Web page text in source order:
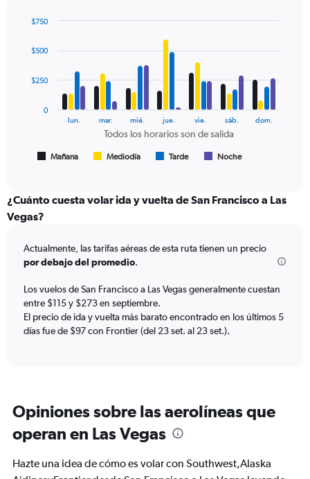
displaying
Avg.
and
Number
chart
with
data
displaying
Todos
los
son
de
Range:
7
categories.
The
displaying
values.
Range:
to
750.
Todos los horarios son de salida
Mañana Mediodía Tarde Noche
lun. mar. mié. jue. vie. sáb. dom.
0
$250
$500
$750
¿Cuánto cuesta volar ida y vuelta de San Francisco a Las
Vegas?
Actualmente, las tarifas aéreas de esta ruta tienen un precio
por debajo del promedio.
Los vuelos de San Francisco a Las Vegas generalmente cuestan
entre $115 y $273 en septiembre.
El precio de ida y vuelta más barato encontrado en los últimos 5
días fue de $97 con Frontier (del 23 set. al 23 set.).
Opiniones sobre las aerolíneas que
operan en Las Vegas
Hazte una idea de cómo es volar con Southwest,Alaska